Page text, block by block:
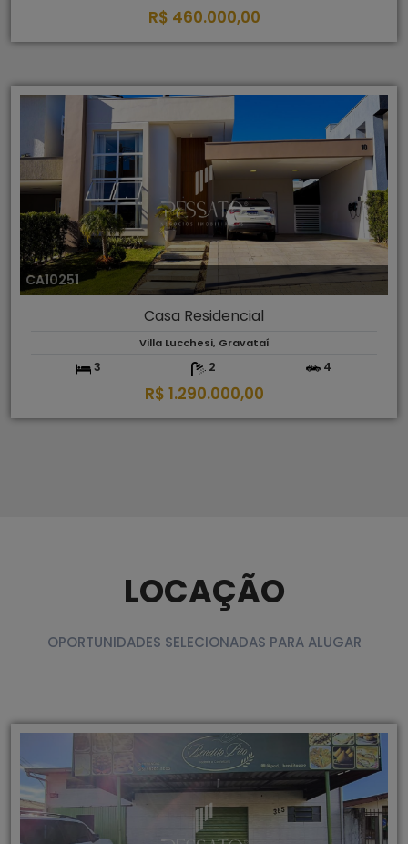
R$ 460.000,00
CA10251
Casa Residencial
Villa Lucchesi, Gravataí
3 2 4
R$ 1.290.000,00
LOCAÇÃO
OPORTUNIDADES SELECIONADAS PARA ALUGAR